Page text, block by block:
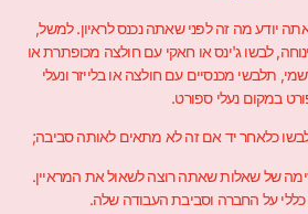
יודע מה זה לפני שאתה נכנס לראיון. למשל,
לבשו ג'ינס או חאקי עם חולצה מכופתרת או
תלבשי מכנסיים עם חולצה או בלייזר ונעלי
במקום נעלי ספורט.
של שאלות שאתה רוצה לשאול את המראיין.
על החברה וסביבת העבודה שלה.